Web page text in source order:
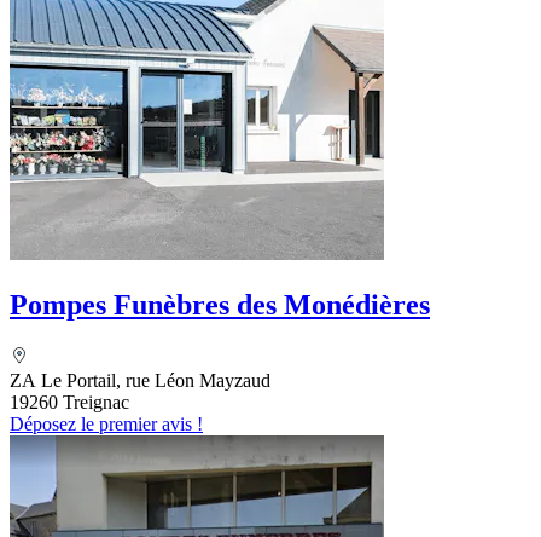
Pompes Funèbres des Monédières
ZA Le Portail, rue Léon Mayzaud
19260 Treignac
Déposez le premier avis !